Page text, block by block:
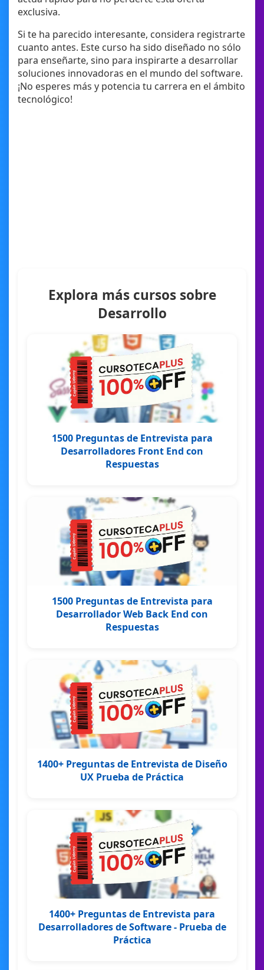
exclusiva.
Si te ha parecido interesante, considera registrarte
cuanto antes. Este curso ha sido diseñado no sólo
para enseñarte, sino para inspirarte a desarrollar
soluciones innovadoras en el mundo del software.
¡No esperes más y potencia tu carrera en el ámbito
tecnológico!
Explora más cursos sobre
Desarrollo
1500 Preguntas de Entrevista para
Desarrolladores Front End con
Respuestas
1500 Preguntas de Entrevista para
Desarrollador Web Back End con
Respuestas
1400+ Preguntas de Entrevista de Diseño
UX Prueba de Práctica
1400+ Preguntas de Entrevista para
Desarrolladores de Software - Prueba de
Práctica